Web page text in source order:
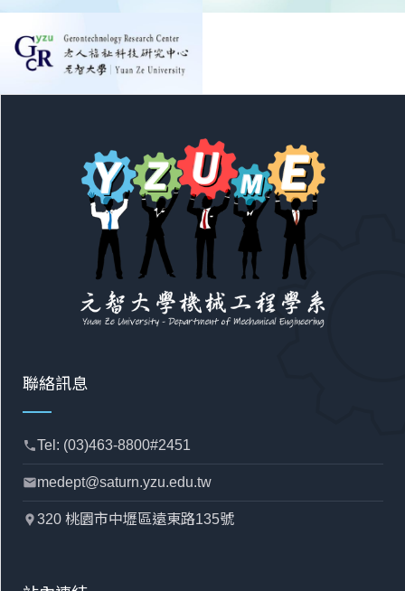
聯絡訊息
phoneTel: (03)463-8800#2451
mailmedept@saturn.yzu.edu.tw
location_pin320 桃園市中壢區遠東路135號